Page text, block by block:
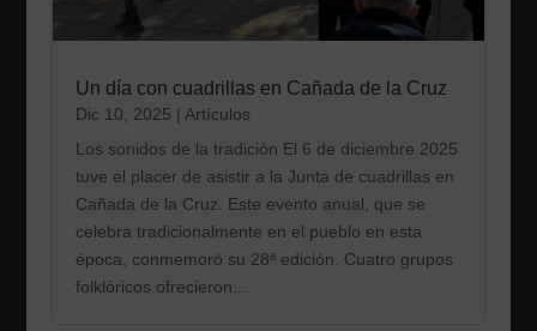
Un día con cuadrillas en Cañada de la Cruz
Dic 10, 2025 | Artículos
Los sonidos de la tradición El 6 de diciembre 2025
tuve el placer de asistir a la Junta de cuadrillas en
Cañada de la Cruz. Este evento anual, que se
celebra tradicionalmente en el pueblo en esta
época, conmemoró su 28ª edición. Cuatro grupos
folklóricos ofrecieron...